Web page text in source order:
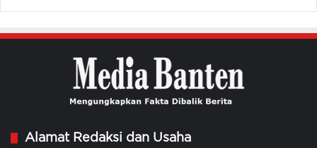
Alamat Redaksi dan Usaha